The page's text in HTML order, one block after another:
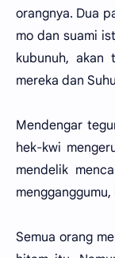
orangnya. Dua
mo dan suami
kubunuh, akan
mereka dan
Mendengar
hek-kwi
mendelik
Semua orang